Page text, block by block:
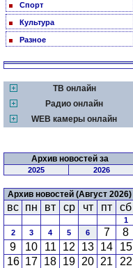
Спорт
Культура
Разное
ТВ онлайн
Радио онлайн
WEB камеры онлайн
Архив новостей за
2025 2026
Архив новостей (Август 2026)
вс пн вт ср чт пт сб
1
2
3 4 5 6 7
8
9
10 11 12 13 14
15
16 17 18 19 20 21
22